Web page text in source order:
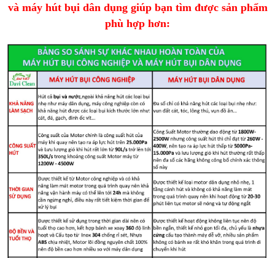
và máy hút bụi dân dụng giúp bạn tìm được sản phẩm
phù hợp hơn: